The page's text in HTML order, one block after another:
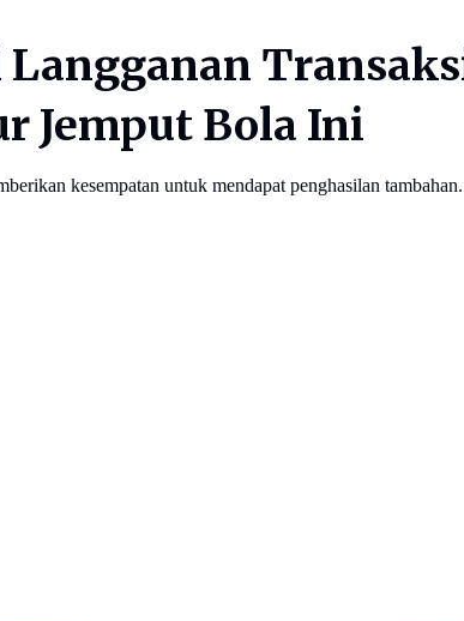
Jemput Bola Ini
kesempatan untuk mendapat penghasilan tambahan.